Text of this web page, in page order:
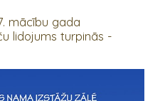
mācību gada
lidojums turpinās -